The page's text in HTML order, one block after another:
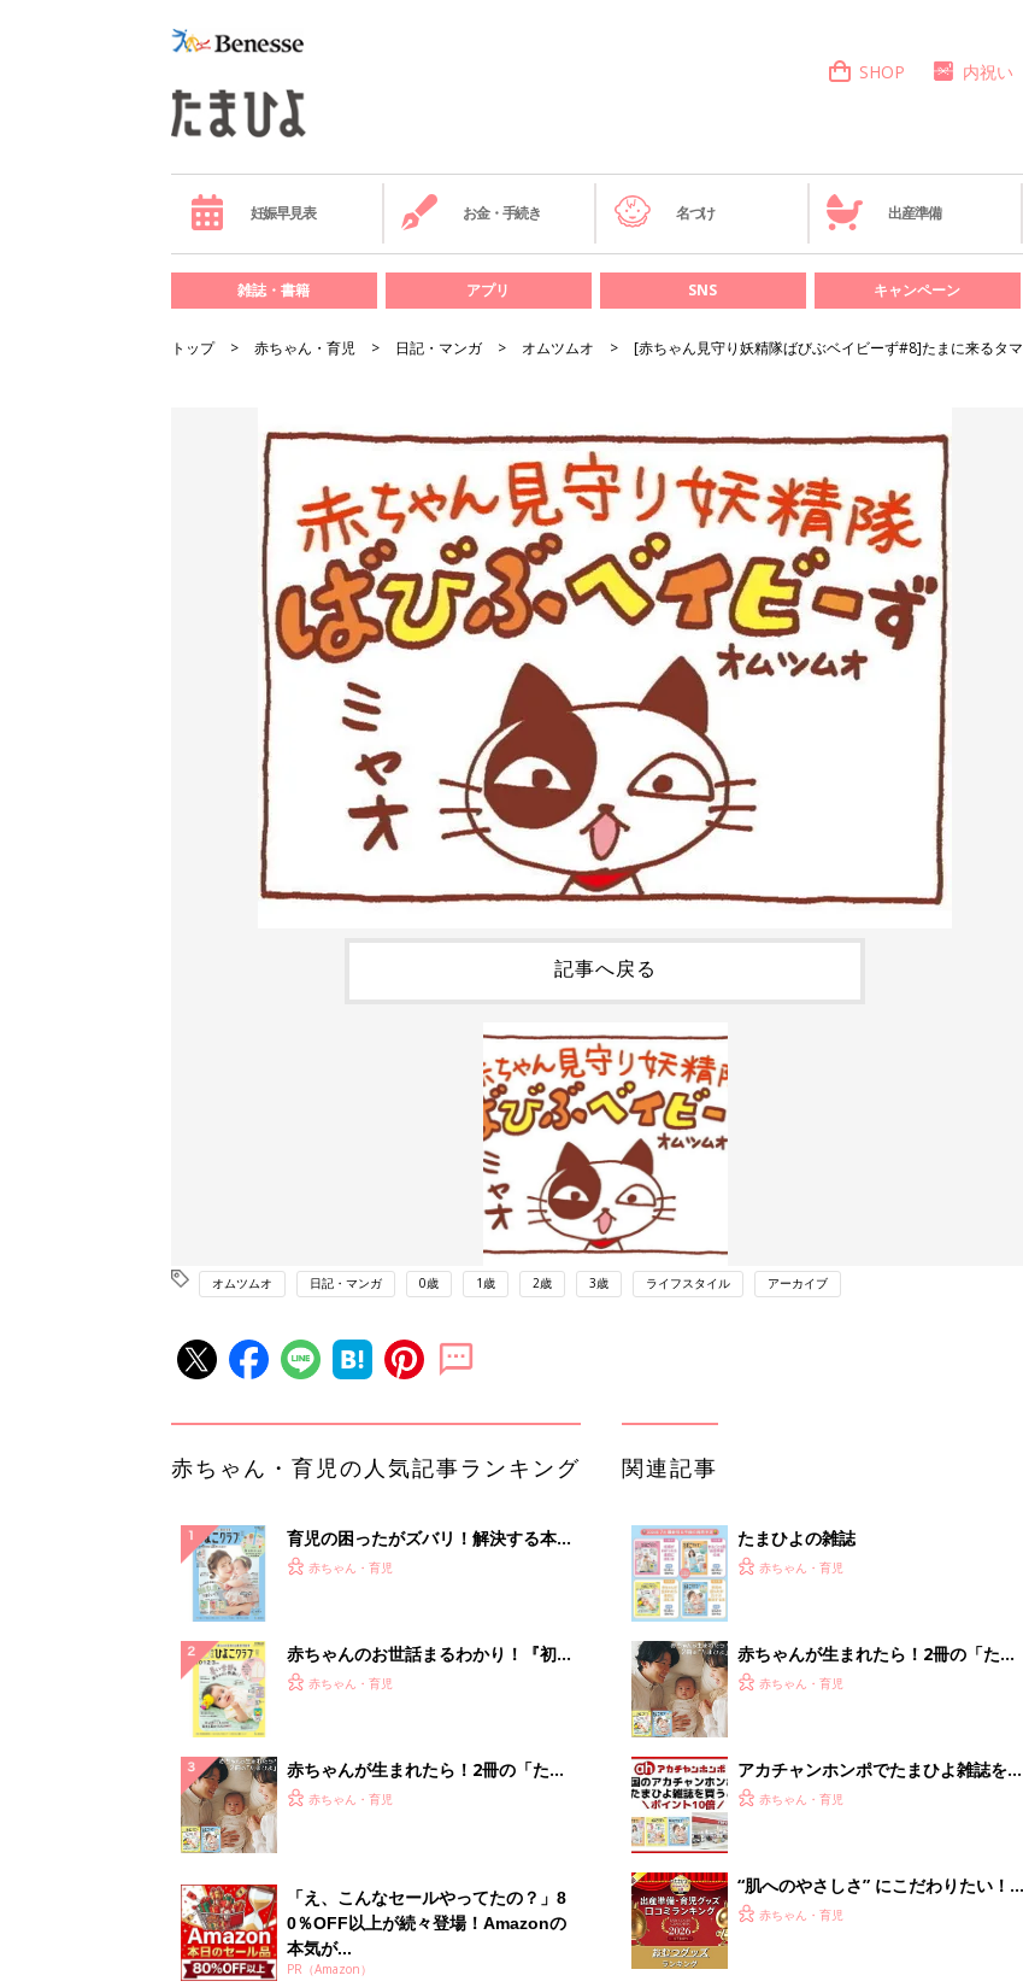
SHOP 内祝い
妊娠早見表 お金・手続き 名づけ 出産準備
雑誌・書籍 アプリ SNS キャンペーン
トップ 赤ちゃん・育児 日記・マンガ オムツムオ [赤ちゃん見守り妖精隊ばびぶベイビーず#8]たまに来るタマ
記事へ戻る
オムツムオ 日記・マンガ 0歳 1歳 2歳 3歳 ライフスタイル アーカイブ
赤ちゃん・育児の人気記事ランキング
育児の困ったがズバリ！解決する本
『ひよこクラブ 夏号』 4カ月～2才
赤ちゃん・育児
赤ちゃんのお世話まるわかり！『初め
てのひよこクラブ 夏号』〈巻頭大特
赤ちゃん・育児
赤ちゃんが生まれたら！2冊の「たま
ひよ」
赤ちゃん・育児
「え、こんなセールやってたの？」8
0％OFF以上が続々登場！Amazonの
本気が...
PR（Amazon）
関連記事
たまひよの雑誌
赤ちゃん・育児
赤ちゃんが生まれたら！2冊の「たま
ひよ」
赤ちゃん・育児
アカチャンホンポでたまひよ雑誌を買
うとポイント10倍【期間限定】
赤ちゃん・育児
“肌へのやさしさ” にこだわりたい！
ママ・パパが選ぶおむつグッズ8選
赤ちゃん・育児